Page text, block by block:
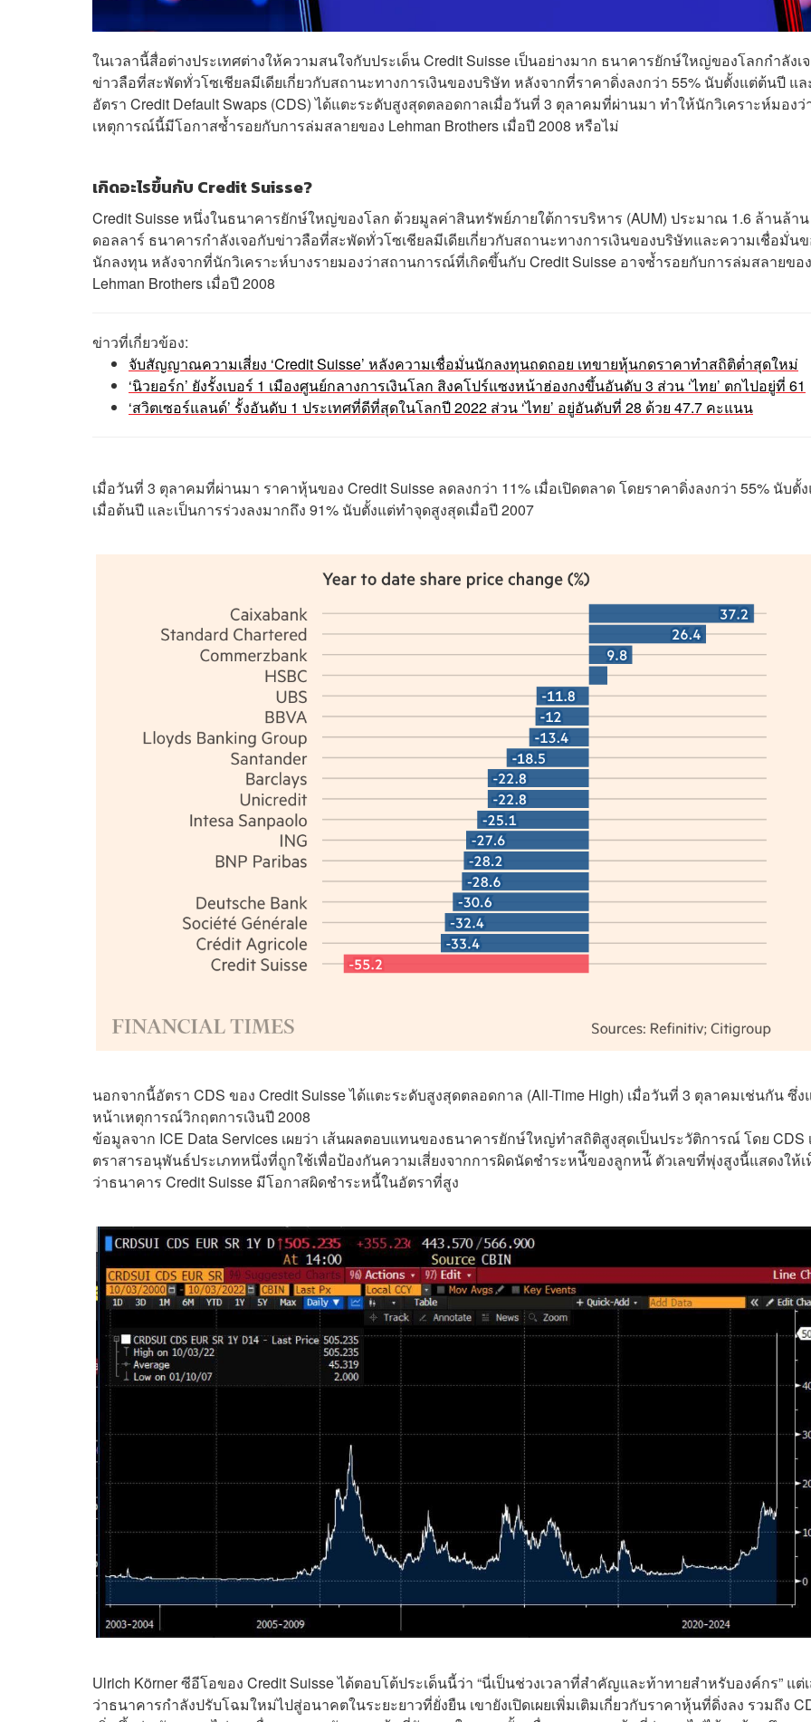
ในเวลานี้สื่อต่างประเทศต่างให้ความสนใจกับประเด็น Credit Suisse เป็นอย่างมาก ธนาคารยักษ์ใหญ่ของโลกกำลังเ
ข่าวลือที่สะพัดทั่วโซเชียลมีเดียเกี่ยวกับสถานะทางการเงินของบริษัท หลังจากที่ราคาดิ่งลงกว่า 55% นับตั้งแต่ต้นปี แล
อัตรา Credit Default Swaps (CDS) ได้แตะระดับสูงสุดตลอดกาลเมื่อวันที่ 3 ตุลาคมที่ผ่านมา ทำให้นักวิเคราะห์มองว่
เหตุการณ์นี้มีโอกาสซ้ำรอยกับการล่มสลายของ Lehman Brothers เมื่อปี 2008 หรือไม่
เกิดอะไรขึ้นกับ Credit Suisse?
Credit Suisse หนึ่งในธนาคารยักษ์ใหญ่ของโลก ด้วยมูลค่าสินทรัพย์ภายใต้การบริหาร (AUM) ประมาณ 1.6 ล้านล้าน
ดอลลาร์ ธนาคารกำลังเจอกับข่าวลือที่สะพัดทั่วโซเชียลมีเดียเกี่ยวกับสถานะทางการเงินของบริษัทและความเชื่อมั่น
นักลงทุน หลังจากที่นักวิเคราะห์บางรายมองว่าสถานการณ์ที่เกิดขึ้นกับ Credit Suisse อาจซ้ำรอยกับการล่มสลายของ
Lehman Brothers เมื่อปี 2008
ข่าวที่เกี่ยวข้อง:
จับสัญญาณความเสี่ยง ‘Credit Suisse’ หลังความเชื่อมั่นนักลงทุนถดถอย เทขายหุ้นกดราคาทำสถิติต่ำสุดใหม่
‘นิวยอร์ก’ ยังรั้งเบอร์ 1 เมืองศูนย์กลางการเงินโลก สิงคโปร์แซงหน้าฮ่องกงขึ้นอันดับ 3 ส่วน ‘ไทย’ ตกไปอยู่ที่ 61
‘สวิตเซอร์แลนด์’ รั้งอันดับ 1 ประเทศที่ดีที่สุดในโลกปี 2022 ส่วน ‘ไทย’ อยู่อันดับที่ 28 ด้วย 47.7 คะแนน
เมื่อวันที่ 3 ตุลาคมที่ผ่านมา ราคาหุ้นของ Credit Suisse ลดลงกว่า 11% เมื่อเปิดตลาด โดยราคาดิ่งลงกว่า 55% นับตั้
เมื่อต้นปี และเป็นการร่วงลงมากถึง 91% นับตั้งแต่ทำจุดสูงสุดเมื่อปี 2007
นอกจากนี้อัตรา CDS ของ Credit Suisse ได้แตะระดับสูงสุดตลอดกาล (All-Time High) เมื่อวันที่ 3 ตุลาคมเช่นกัน ซึ่ง
หน้าเหตุการณ์วิกฤตการเงินปี 2008
ข้อมูลจาก ICE Data Services เผยว่า เส้นผลตอบแทนของธนาคารยักษ์ใหญ่ทำสถิติสูงสุดเป็นประวัติการณ์ โดย CDS
ตราสารอนุพันธ์ประเภทหนึ่งที่ถูกใช้เพื่อป้องกันความเสี่ยงจากการผิดนัดชำระหน้ีของลูกหน้ี ตัวเลขที่พุ่งสูงนี้แสดงให้
ว่าธนาคาร Credit Suisse มีโอกาสผิดชำระหนี้ในอัตราที่สูง
Ulrich Körner ซีอีโอของ Credit Suisse ได้ตอบโต้ประเด็นนี้ว่า “นี่เป็นช่วงเวลาที่สำคัญและท้าทายสำหรับองค์กร” แต่
ว่าธนาคารกำลังปรับโฉมใหม่ไปสู่​อนาคตในระยะยาวที่ยั่งยืน เขายังเปิดเผยเพิ่มเติมเกี่ยวกับราคาหุ้นที่ดิ่งลง รวมถึง